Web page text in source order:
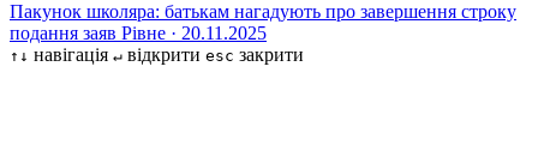
Пакунок школяра: батькам нагадують про завершення строку
подання заяв Рівне · 20.11.2025
↑↓ навігація ↵ відкрити esc закрити